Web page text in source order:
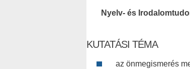
Nyelv- és
KUTATÁSI TÉMA
az önmegismerés